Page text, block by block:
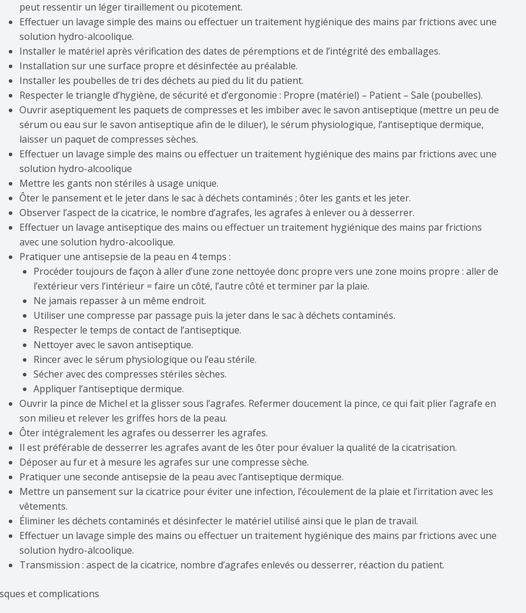
peut ressentir un léger tiraillement ou picotement.
Effectuer un lavage simple des mains ou effectuer un traitement hygiénique des mains par frictions avec une
solution hydro-alcoolique.
Installer le matériel après vérification des dates de péremptions et de l’intégrité des emballages.
Installation sur une surface propre et désinfectée au préalable.
Installer les poubelles de tri des déchets au pied du lit du patient.
Respecter le triangle d’hygiène, de sécurité et d’ergonomie : Propre (matériel) – Patient – Sale (poubelles).
Ouvrir aseptiquement les paquets de compresses et les imbiber avec le savon antiseptique (mettre un peu de
sérum ou eau sur le savon antiseptique afin de le diluer), le sérum physiologique, l’antiseptique dermique,
laisser un paquet de compresses sèches.
Effectuer un lavage simple des mains ou effectuer un traitement hygiénique des mains par frictions avec une
solution hydro-alcoolique
Mettre les gants non stériles à usage unique.
Ôter le pansement et le jeter dans le sac à déchets contaminés ; ôter les gants et les jeter.
Observer l’aspect de la cicatrice, le nombre d’agrafes, les agrafes à enlever ou à desserrer.
Effectuer un lavage antiseptique des mains ou effectuer un traitement hygiénique des mains par frictions
avec une solution hydro-alcoolique.
Pratiquer une antisepsie de la peau en 4 temps :
Procéder toujours de façon à aller d’une zone nettoyée donc propre vers une zone moins propre : aller de
l’extérieur vers l’intérieur = faire un côté, l’autre côté et terminer par la plaie.
Ne jamais repasser à un même endroit.
Utiliser une compresse par passage puis la jeter dans le sac à déchets contaminés.
Respecter le temps de contact de l’antiseptique.
Nettoyer avec le savon antiseptique.
Rincer avec le sérum physiologique ou l’eau stérile.
Sécher avec des compresses stériles sèches.
Appliquer l’antiseptique dermique.
Ouvrir la pince de Michel et la glisser sous l’agrafes. Refermer doucement la pince, ce qui fait plier l’agrafe en
son milieu et relever les griffes hors de la peau.
Ôter intégralement les agrafes ou desserrer les agrafes.
Il est préférable de desserrer les agrafes avant de les ôter pour évaluer la qualité de la cicatrisation.
Déposer au fur et à mesure les agrafes sur une compresse sèche.
Pratiquer une seconde antisepsie de la peau avec l’antiseptique dermique.
Mettre un pansement sur la cicatrice pour éviter une infection, l’écoulement de la plaie et l’irritation avec les
vêtements.
Éliminer les déchets contaminés et désinfecter le matériel utilisé ainsi que le plan de travail.
Effectuer un lavage simple des mains ou effectuer un traitement hygiénique des mains par frictions avec une
solution hydro-alcoolique.
Transmission : aspect de la cicatrice, nombre d’agrafes enlevés ou desserrer, réaction du patient.
et complications